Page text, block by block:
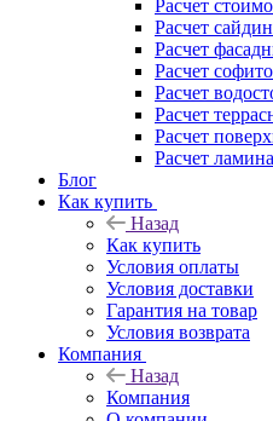
Расчет
Расчет
Расчет
Расчет
Расчет
Расчет
Расчет
Расчет
Блог
Как купить
Назад
Как купить
Условия оплаты
Условия доставки
Гарантия на товар
Условия возврата
Компания
Назад
Компания